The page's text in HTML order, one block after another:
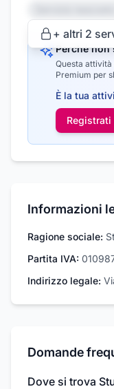
+ altri 2
Perché non
Questa attività
Premium per
È la tua
Informazioni
Ragione sociale:
Partita IVA:
Indirizzo legale:
Domande
Dove si trova